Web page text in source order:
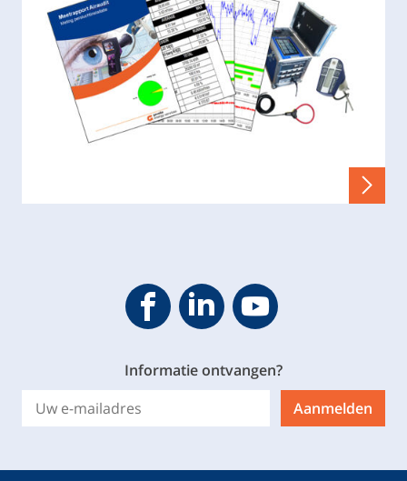
Geveke FacebookGeveke YouTube
Informatie ontvangen?
Aanmelden